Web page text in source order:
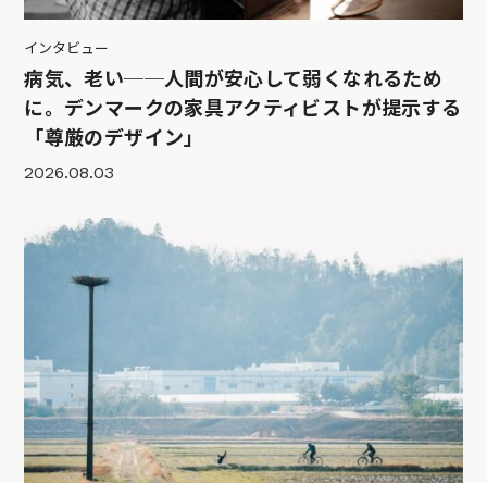
インタビュー
病気、老い──人間が安心して弱くなれるため
に。デンマークの家具アクティビストが提示する
「尊厳のデザイン」
2026.08.03